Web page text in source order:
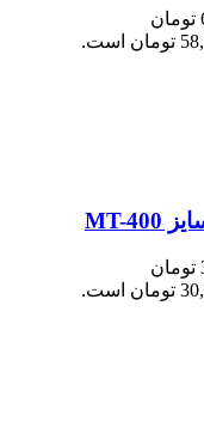
قیمت اصلی 65,057,400 تومان
قیمت اصلی 34,117,600 تومان